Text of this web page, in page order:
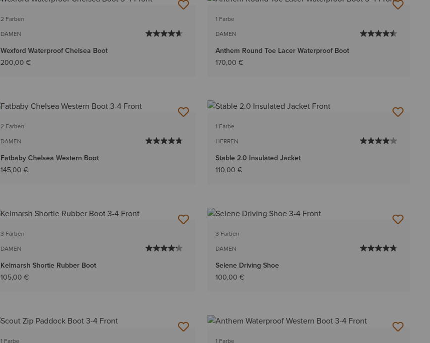
2 Farben
DAMEN
Wexford Waterproof Chelsea Boot
200,00 €
1 Farbe
DAMEN
Anthem Round Toe Lacer Waterproof Boot
170,00 €
2 Farben
DAMEN
Fatbaby Chelsea Western Boot
145,00 €
1 Farbe
HERREN
Stable 2.0 Insulated Jacket
110,00 €
3 Farben
DAMEN
Kelmarsh Shortie Rubber Boot
105,00 €
3 Farben
DAMEN
Selene Driving Shoe
100,00 €